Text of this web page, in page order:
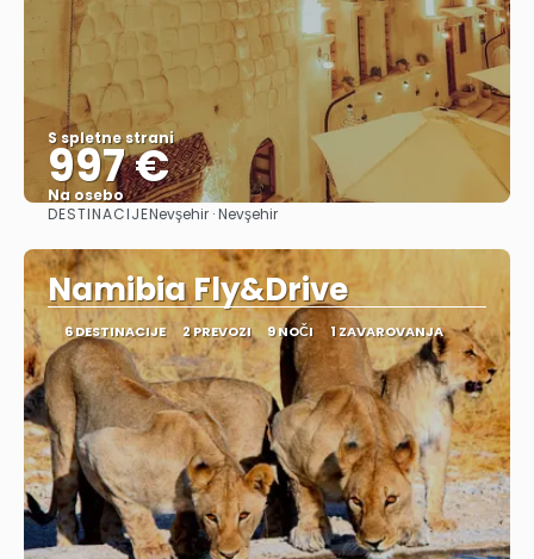
S spletne strani
997 €
Na osebo
Glej .
DESTINACIJENevşehir · Nevşehir
Namibia Fly&Drive
6 DESTINACIJE 2 PREVOZI 9 NOČI 1 ZAVAROVANJA